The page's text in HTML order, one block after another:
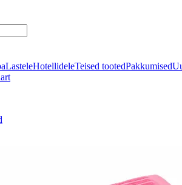
LasteleHotellideleTeised tootedPakkumised